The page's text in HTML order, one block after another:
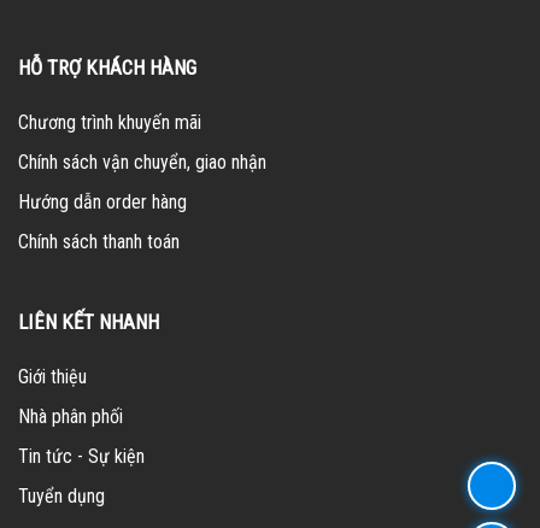
HỖ TRỢ KHÁCH HÀNG
Chương trình khuyến mãi
Chính sách vận chuyển, giao nhận
Hướng dẫn order hàng
Chính sách thanh toán
LIÊN KẾT NHANH
Giới thiệu
Nhà phân phối
Tin tức - Sự kiện
Tuyển dụng